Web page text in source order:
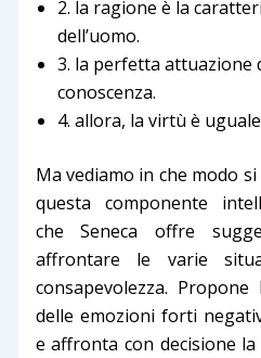
2. la ragione è la
dell’uomo.
3. la perfetta attuazione
conoscenza.
4. allora, la virtù è
Ma vediamo in che modo
questa componente
che Seneca offre
affrontare le varie
consapevolezza.
delle emozioni forti
e affronta con decisione